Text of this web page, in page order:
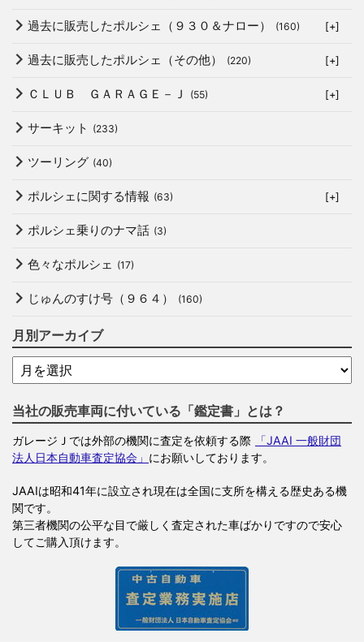
過去に販売したポルシェ（９３０＆ナロー） (160) [+]
過去に販売したポルシェ（その他） (220) [+]
ＣＬＵＢ ＧＡＲＡＧＥ－Ｊ (55) [+]
サーキット (233)
ツーリング (40)
ポルシェに関する情報 (63) [+]
ポルシェ乗りのナマ話 (3)
色々なポルシェ (17)
じゅんのすけ号（９６４） (160)
月別アーカイブ
当社の販売車両に付いている「鑑定書」とは？
ガレージＪでは外部の機関に査定を依頼する際
「JAAI 一般財団
法人日本自動車査定協会」 にお願いしております。
JAAIは昭和41年に設立され現在は全国に支所を構える歴史ある機
関です。
第三者機関の公平な目で厳しく査定された車ばかりですので安心
してご購入頂けます。